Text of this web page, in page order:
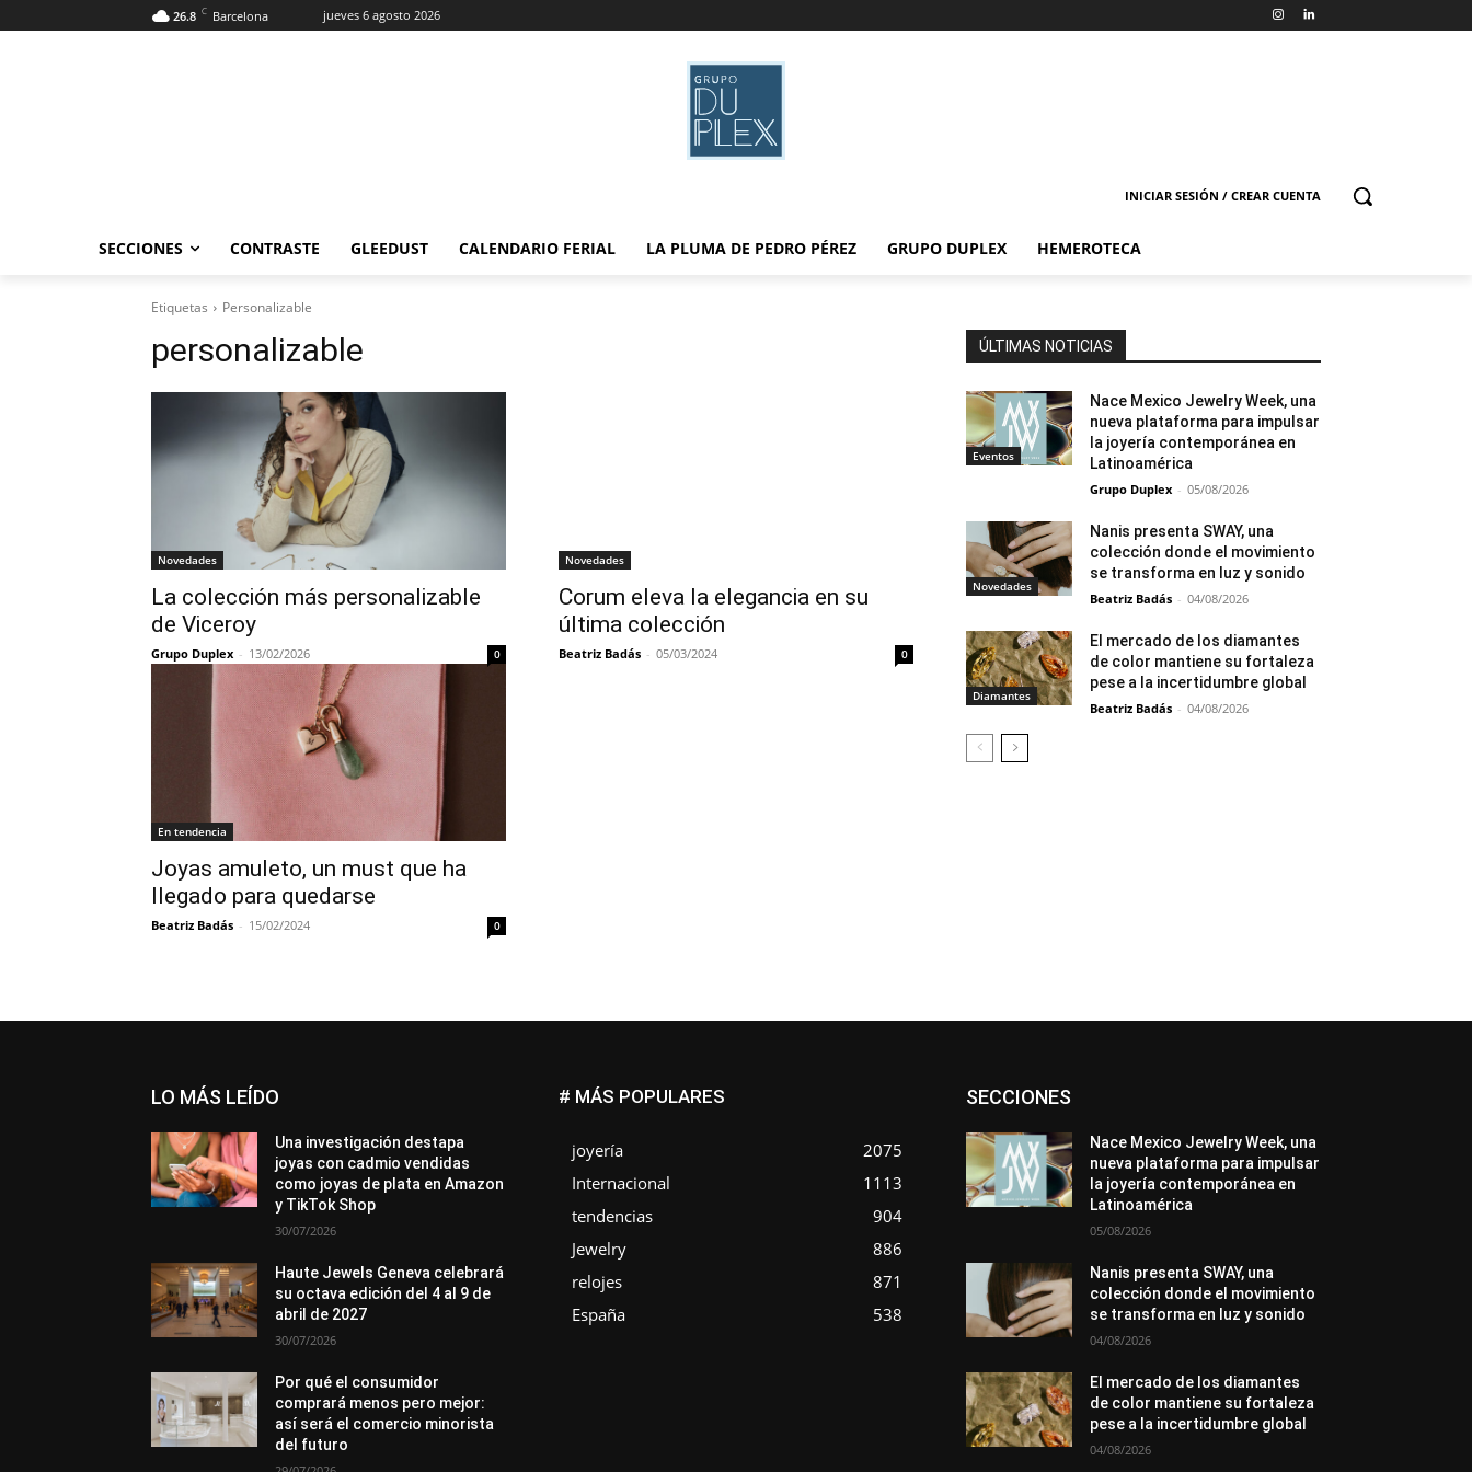
26.8 C Barcelona jueves 6 agosto 2026
INICIAR SESIÓN / CREAR CUENTA
SECCIONES CONTRASTE GLEEDUST CALENDARIO FERIAL LA PLUMA DE PEDRO PÉREZ GRUPO DUPLEX HEMEROTECA
Etiquetas Personalizable
personalizable
Novedades
La colección más personalizable
de Viceroy
Grupo Duplex - 13/02/2026 0
Novedades
Corum eleva la elegancia en su
última colección
Beatriz Badás - 05/03/2024 0
En tendencia
Joyas amuleto, un must que ha
llegado para quedarse
Beatriz Badás - 15/02/2024 0
ÚLTIMAS NOTICIAS
Eventos
Nace Mexico Jewelry Week, una
nueva plataforma para impulsar
la joyería contemporánea en
Latinoamérica
Grupo Duplex - 05/08/2026
Novedades
Nanis presenta SWAY, una
colección donde el movimiento
se transforma en luz y sonido
Beatriz Badás - 04/08/2026
Diamantes
El mercado de los diamantes
de color mantiene su fortaleza
pese a la incertidumbre global
Beatriz Badás - 04/08/2026
LO MÁS LEÍDO
Una investigación destapa
joyas con cadmio vendidas
como joyas de plata en Amazon
y TikTok Shop
30/07/2026
Haute Jewels Geneva celebrará
su octava edición del 4 al 9 de
abril de 2027
30/07/2026
Por qué el consumidor
comprará menos pero mejor:
así será el comercio minorista
del futuro
# MÁS POPULARES
joyería
2075
Internacional
1113
tendencias
904
Jewelry
886
relojes
871
España
538
SECCIONESAsociaciones
En tendencia
In memoriam
La Pluma de Pedro Pérez
México
Mundo Técnico
Novedades
Opiniones
Perspectiva
Premios
Secciones
Sin categoría
Nace Mexico Jewelry Week, una
nueva plataforma para impulsar
la joyería contemporánea en
Latinoamérica
05/08/2026
Nanis presenta SWAY, una
colección donde el movimiento
se transforma en luz y sonido
04/08/2026
El mercado de los diamantes
de color mantiene su fortaleza
pese a la incertidumbre global
04/08/2026